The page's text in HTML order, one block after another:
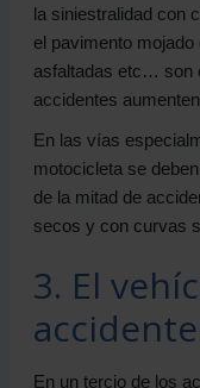
la siniestralidad con
el pavimento
asfaltadas etc… son
accidentes
En las vías
motocicleta se
de la mitad de
secos y con curvas
3. El
En un tercio de los